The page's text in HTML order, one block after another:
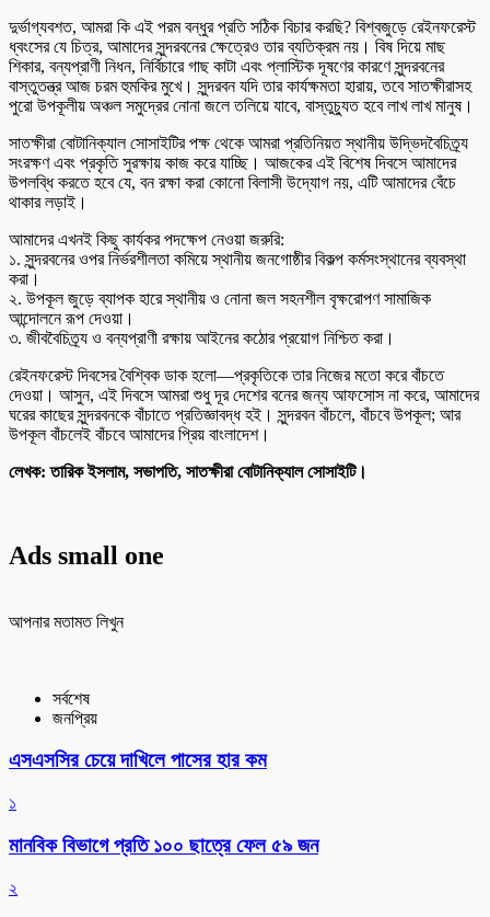
‎দুর্ভাগ্যবশত, আমরা কি এই পরম বন্ধুর প্রতি সঠিক বিচার করছি? বিশ্বজুড়ে রেইনফরেস্ট
ধ্বংসের যে চিত্র, আমাদের সুন্দরবনের ক্ষেত্রেও তার ব্যতিক্রম নয়। বিষ দিয়ে মাছ
শিকার, বন্যপ্রাণী নিধন, নির্বিচারে গাছ কাটা এবং প্লাস্টিক দূষণের কারণে সুন্দরবনের
বাস্তুতন্ত্র আজ চরম হুমকির মুখে। সুন্দরবন যদি তার কার্যক্ষমতা হারায়, তবে সাতক্ষীরাসহ
পুরো উপকূলীয় অঞ্চল সমুদ্রের নোনা জলে তলিয়ে যাবে, বাস্তুচ্যুত হবে লাখ লাখ মানুষ।
‎সাতক্ষীরা বোটানিক্যাল সোসাইটির পক্ষ থেকে আমরা প্রতিনিয়ত স্থানীয় উদ্ভিদবৈচিত্র্য
সংরক্ষণ এবং প্রকৃতি সুরক্ষায় কাজ করে যাচ্ছি। আজকের এই বিশেষ দিবসে আমাদের
উপলব্ধি করতে হবে যে, বন রক্ষা করা কোনো বিলাসী উদ্যোগ নয়, এটি আমাদের বেঁচে
থাকার লড়াই।
‎আমাদের এখনই কিছু কার্যকর পদক্ষেপ নেওয়া জরুরি:
‎১. সুন্দরবনের ওপর নির্ভরশীলতা কমিয়ে স্থানীয় জনগোষ্ঠীর বিকল্প কর্মসংস্থানের ব্যবস্থা
করা।
‎২. উপকূল জুড়ে ব্যাপক হারে স্থানীয় ও নোনা জল সহনশীল বৃক্ষরোপণ সামাজিক
আন্দোলনে রূপ দেওয়া।
‎৩. জীববৈচিত্র্য ও বন্যপ্রাণী রক্ষায় আইনের কঠোর প্রয়োগ নিশ্চিত করা।
‎রেইনফরেস্ট দিবসের বৈশ্বিক ডাক হলো—প্রকৃতিকে তার নিজের মতো করে বাঁচতে
দেওয়া। আসুন, এই দিবসে আমরা শুধু দূর দেশের বনের জন্য আফসোস না করে, আমাদের
ঘরের কাছের সুন্দরবনকে বাঁচাতে প্রতিজ্ঞাবদ্ধ হই। সুন্দরবন বাঁচলে, বাঁচবে উপকূল; আর
উপকূল বাঁচলেই বাঁচবে আমাদের প্রিয় বাংলাদেশ।
‎‎লেখক: তারিক ইসলাম, ‎সভাপতি, সাতক্ষীরা বোটানিক্যাল সোসাইটি।
Ads small one
আপনার মতামত লিখুন
সর্বশেষ
জনপ্রিয়
এসএসসির চেয়ে দাখিলে পাসের হার কম
১
মানবিক বিভাগে প্রতি ১০০ ছাত্রে ফেল ৫৯ জন
২